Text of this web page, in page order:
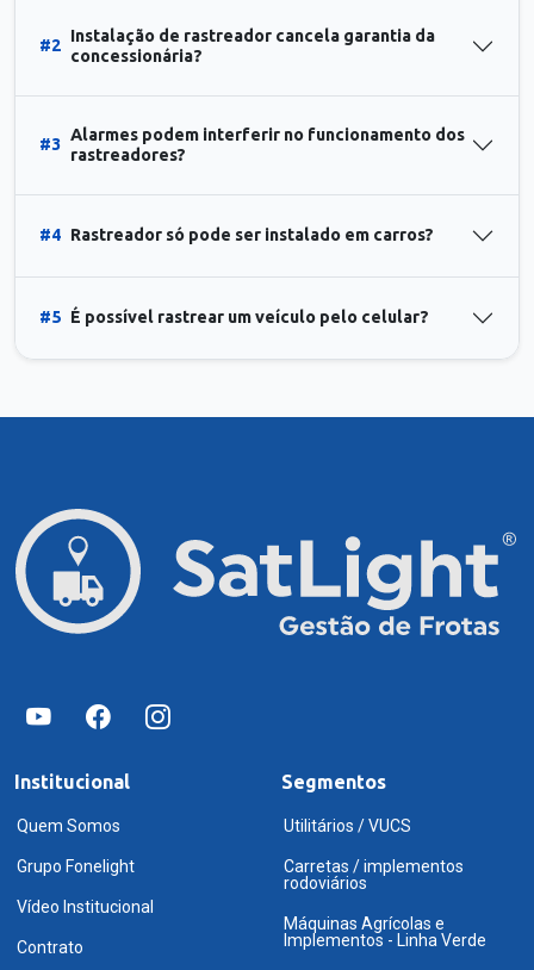
#2
Instalação de rastreador cancela garantia da
concessionária?
#3
Alarmes podem interferir no funcionamento dos
rastreadores?
#4 Rastreador só pode ser instalado em carros?
#5 É possível rastrear um veículo pelo celular?
Institucional
Quem Somos
Grupo Fonelight
Vídeo Institucional
Contrato
Segmentos
Utilitários / VUCS
Carretas / implementos
rodoviários
Máquinas Agrícolas e
Implementos - Linha Verde